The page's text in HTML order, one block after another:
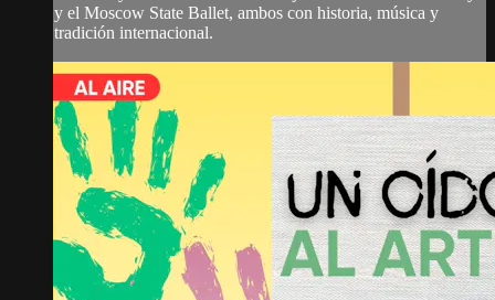
y el Moscow State Ballet, ambos con historia, música y
tradición internacional.